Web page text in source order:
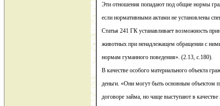
Эти отношения попадают под общие нормы
если нормативными актами не установлены
Статья 241 ГК устанавливает возможность
животных при ненадлежащем обращении с
нормам гуманного поведения». (2.13, с.180).
В качестве особого материального объекта
деньги. «Они могут быть основным объектом
договоре займа, но чаще выступают в качестве